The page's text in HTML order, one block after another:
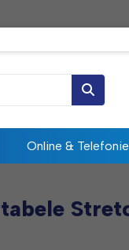
Online & Telefonie